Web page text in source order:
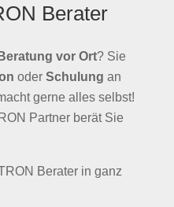
Berater
vor Ort? Sie
oder Schulung an
gerne alles selbst!
Partner berät Sie
Berater in ganz